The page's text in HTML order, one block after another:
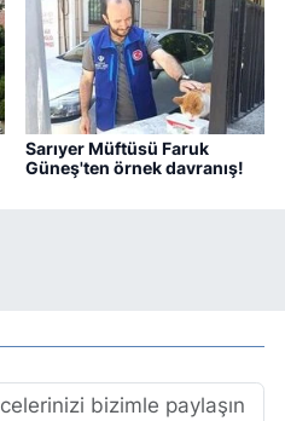
Sarıyer Müftüsü Faruk
Güneş'ten örnek davranış!